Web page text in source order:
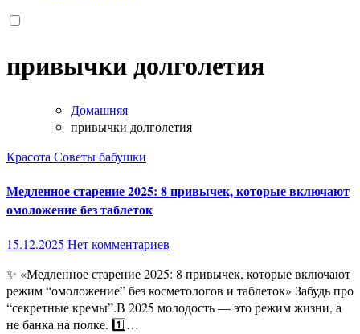
привычки долголетия
Домашняя
привычки долголетия
Красота Советы бабушки
Медленное старение 2025: 8 привычек, которые включают
омоложение без таблеток
15.12.2025 Нет комментариев
✨ «Медленное старение 2025: 8 привычек, которые включают
режим “омоложение” без косметологов и таблеток» Забудь про
“секретные кремы”.В 2025 молодость — это режим жизни, а
не банка на полке. 1️⃣…